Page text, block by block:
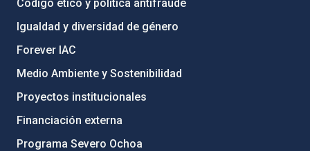
Código ético y política antifraude
Igualdad y diversidad de género
Forever IAC
Medio Ambiente y Sostenibilidad
Proyectos institucionales
Financiación externa
Programa Severo Ochoa